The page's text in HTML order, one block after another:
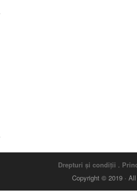
Drepturi și condiții .
Copyright © 2019 ·